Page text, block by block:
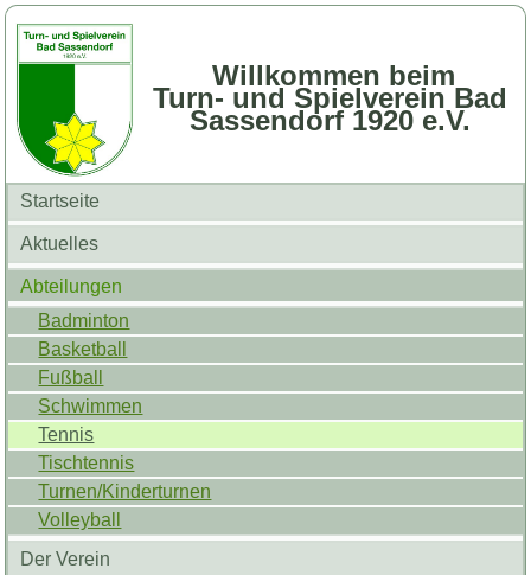
Willkommen beim
Turn- und Spielverein Bad
Sassendorf 1920 e.V.
Startseite
Aktuelles
Abteilungen
Badminton
Basketball
Fußball
Schwimmen
Tennis
Tischtennis
Turnen/Kinderturnen
Volleyball
Der Verein